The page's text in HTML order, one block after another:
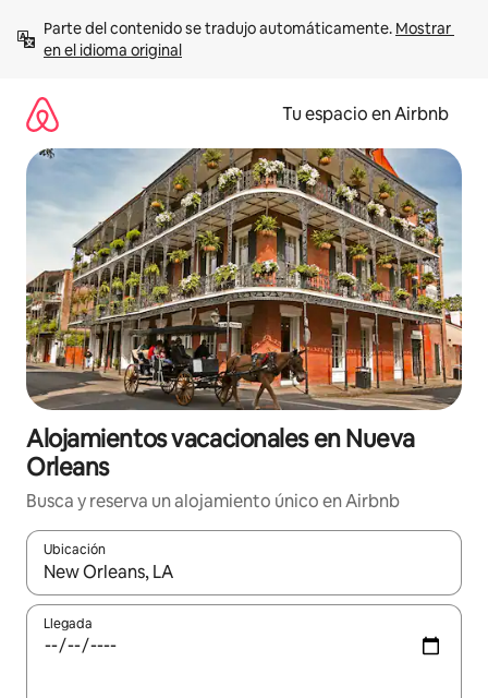
contenido
Parte del contenido se tradujo automáticamente. Mostrar
en el idioma original
Tu espacio en Airbnb
Alojamientos vacacionales en Nueva
Orleans
Busca y reserva un alojamiento único en Airbnb
Ubicación
Cuando los resultados estén disponibles, podrás navegar
Llegada